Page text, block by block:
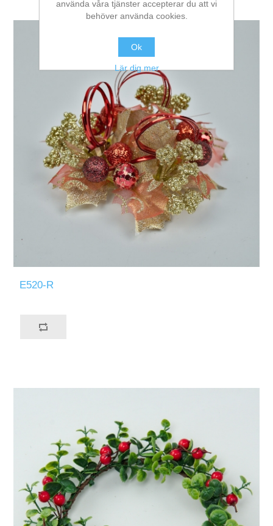
E520-R
använda våra tjänster accepterar du att vi
behöver använda cookies.
Ok
Lär dig mer